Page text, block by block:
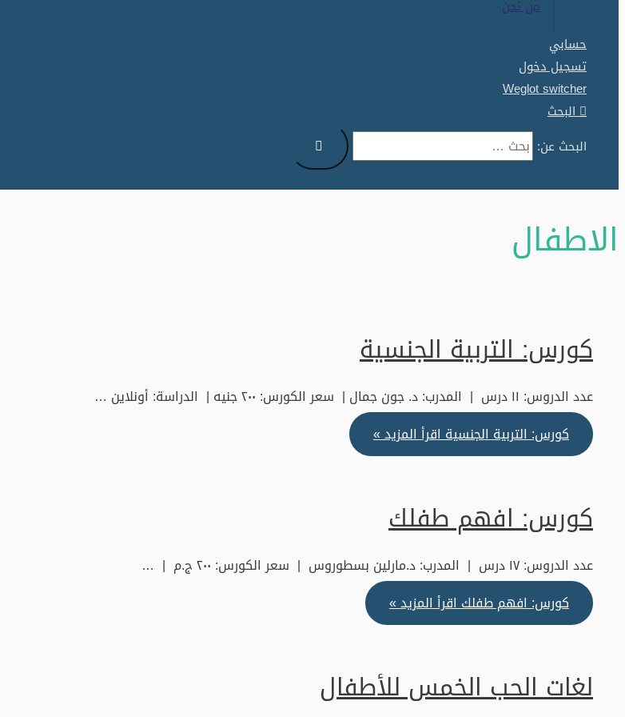
من نحن
حسابي
تسجيل دخول
Weglot switcher
البحث
البحث عن:
الاطفال
كورس: التربية الجنسية
عدد الدروس: ١١ درس | المدرب: د. جون جمال | سعر الكورس: ٢٠٠ جنيه | الدراسة: أونلاين …
كورس: التربية الجنسيةاقرأ المزيد »
كورس: افهم طفلك
عدد الدروس: ١٧ درس | المدرب: د.مارلين بسطوروس | سعر الكورس: ٢٠٠ ج.م | …
كورس: افهم طفلكاقرأ المزيد »
لغات الحب الخمس للأطفال